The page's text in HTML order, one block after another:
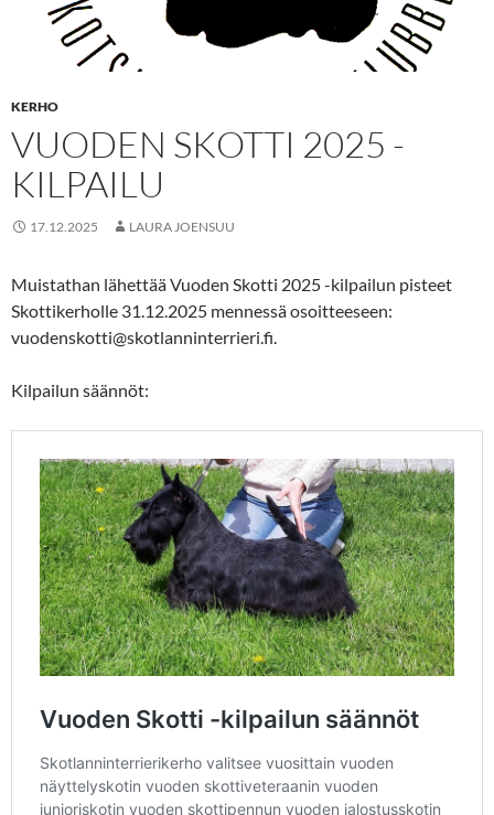
KERHO
VUODEN SKOTTI 2025 -
KILPAILU
17.12.2025 LAURA JOENSUU
Muistathan lähettää Vuoden Skotti 2025 -kilpailun pisteet
Skottikerholle 31.12.2025 mennessä osoitteeseen:
vuodenskotti@skotlanninterrieri.fi.
Kilpailun säännöt: